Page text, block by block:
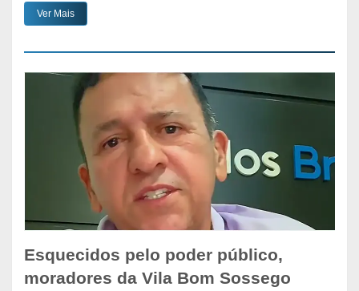
Ver Mais
Esquecidos pelo poder público,
moradores da Vila Bom Sossego